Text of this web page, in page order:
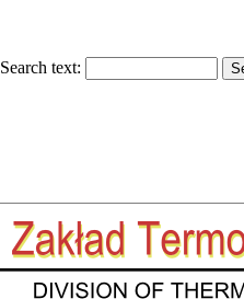
Search text: